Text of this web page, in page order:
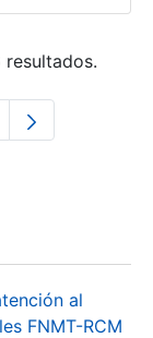
intermedias Use
al
FNMT-RCM